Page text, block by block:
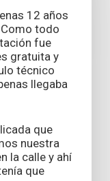
12 años
todo
fue
gratuita y
técnico
llegaba
que
nuestra
la calle y ahí
que